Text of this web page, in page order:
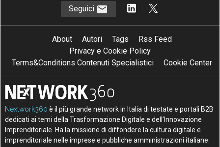
Seguici
About Autori Tags
Rss Feed
Privacy e Cookie Policy
Terms&Conditions Contenuti Specialistici
Cookie Center
Nextwork360 è il più grande network in Italia di testate e portali B2B
dedicati ai temi della Trasformazione Digitale e dell’Innovazione
Imprenditoriale. Ha la missione di diffondere la cultura digitale e
imprenditoriale nelle imprese e pubbliche amministrazioni italiane.